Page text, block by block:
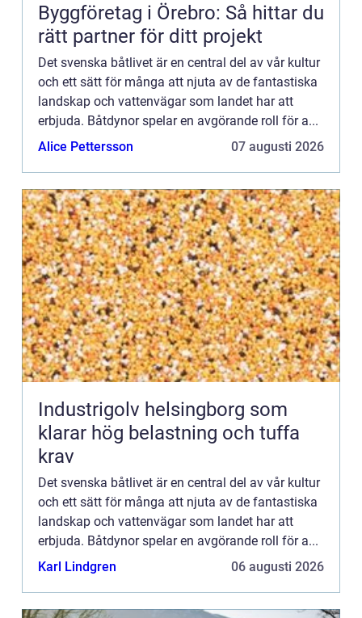
Byggföretag i Örebro: Så hittar du
rätt partner för ditt projekt
Det svenska båtlivet är en central del av vår kultur
och ett sätt för många att njuta av de fantastiska
landskap och vattenvägar som landet har att
erbjuda. Båtdynor spelar en avgörande roll för a...
Alice Pettersson
07 augusti 2026
Industrigolv helsingborg som
klarar hög belastning och tuffa
krav
Det svenska båtlivet är en central del av vår kultur
och ett sätt för många att njuta av de fantastiska
landskap och vattenvägar som landet har att
erbjuda. Båtdynor spelar en avgörande roll för a...
Karl Lindgren
06 augusti 2026